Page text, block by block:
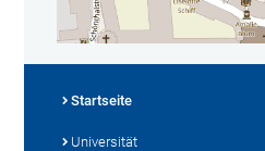
Startseite
Universität